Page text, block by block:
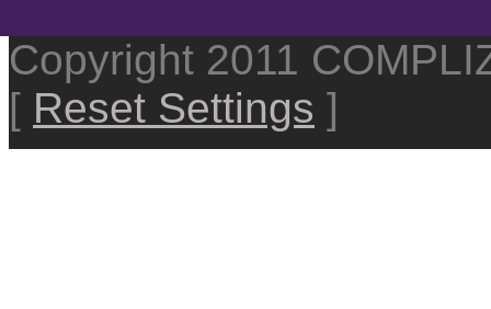
Copyright 2011
[ Reset Settings ]